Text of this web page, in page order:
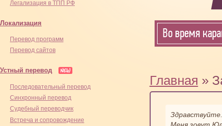
Легализация в ТПП РФ
Локализация
Перевод программ
Перевод сайтов
Устный перевод
Последовательный перевод
Синхронный перевод
Cудебный переводчик
Встреча и сопровождение
Во время
Главная »
Здравствуйте.